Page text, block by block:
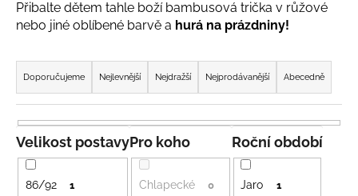
Přibalte dětem tahle boží bambusová trička v růžové
nebo jiné oblíbené barvě a hurá na prázdniny!
Ř
a
z
e
n
í
p
Doporučujeme Nejlevnější Nejdražší Nejprodávanější Abecedně
Pro koho
Chlapecké 0
Roční období
Jaro 1
Velikost postavy
86/92 1
í
?
HLEDAT